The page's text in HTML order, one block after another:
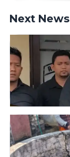
Next News